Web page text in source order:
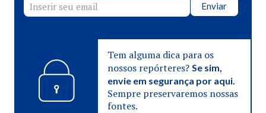
Enviar
Tem alguma dica para os
nossos repórteres? Se sim,
envie em segurança por aqui.
Sempre preservaremos nossas
fontes.